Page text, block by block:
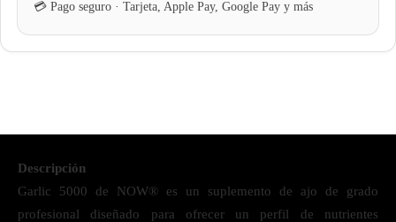
Descripción
Garlic 5000 de NOW® es un suplemento de ajo de grado
profesional diseñado para ofrecer un perfil de nutrientes